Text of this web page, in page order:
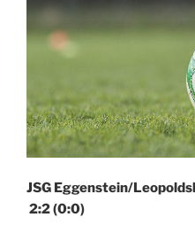
JSG Eggenstein/
2:2 (0:0)